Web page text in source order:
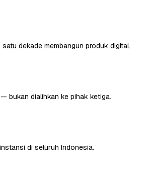
dekade membangun produk digital.
bukan dialihkan ke pihak ketiga.
di seluruh Indonesia.